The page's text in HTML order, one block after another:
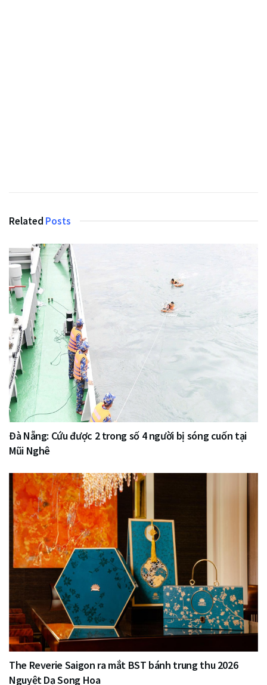
Related Posts
Đà Nẵng: Cứu được 2 trong số 4 người bị sóng cuốn tại
Mũi Nghê
The Reverie Saigon ra mắt BST bánh trung thu 2026
Nguyệt Dạ Song Hoa